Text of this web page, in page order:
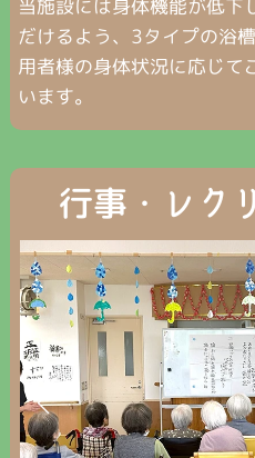
当施設には身体機能が低下
だけるよう、3タイプの浴
用者様の身体状況に応じて
います。
行事・レク